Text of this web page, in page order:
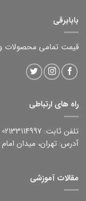
بابابرقی
قیمت تمامی محصولات
راه های ارتباطی
تلفن ثابت: 02133114997
آدرس: تهران، میدان امام
مقالات آموزشی